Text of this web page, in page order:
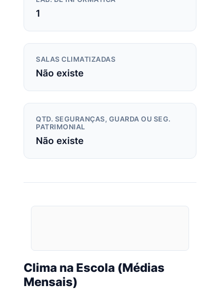
1
SALAS CLIMATIZADAS
Não existe
QTD. SEGURANÇAS, GUARDA OU SEG.
PATRIMONIAL
Não existe
Clima na Escola (Médias
Mensais)